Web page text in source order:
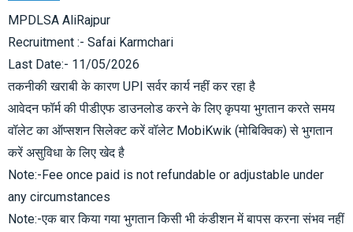
MPDLSA AliRajpur
Recruitment :- Safai Karmchari
Last Date:- 11/05/2026
तकनीकी खराबी के कारण UPI सर्वर कार्य नहीं कर रहा है
आवेदन फॉर्म की पीडीएफ डाउनलोड करने के लिए कृपया भुगतान करते समय
वॉलेट का ऑप्सशन सिलेक्ट करें वॉलेट MobiKwik (मोबिक्विक) से भुगतान
करें असुविधा के लिए खेद है
Note:-Fee once paid is not refundable or adjustable under
any circumstances
Note:-एक बार किया गया भुगतान किसी भी कंडीशन में बापस करना संभव नहीं